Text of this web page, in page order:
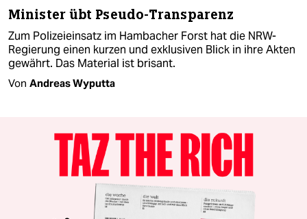
Minister übt Pseudo-Transparenz
Zum Polizeieinsatz im Hambacher Forst hat die NRW-
Regierung einen kurzen und exklusiven Blick in ihre Akten
gewährt. Das Material ist brisant.
Von Andreas Wyputta